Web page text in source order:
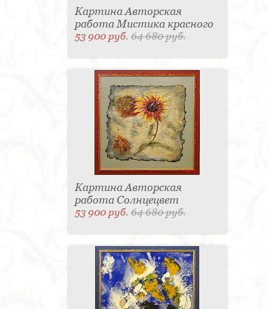
Картина Авторская
работа Мистика красного
53 900 руб.64 680 руб.
Картина Авторская
работа Солнцецвет
53 900 руб.64 680 руб.